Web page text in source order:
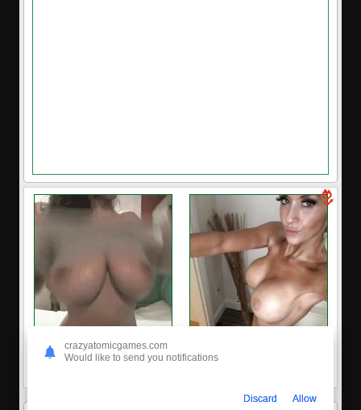
🔥ПОРНО-ЧАТ ОНЛАЙН🔥
Я кончаю! С͟м͟о͟т͟р͟е͟т͟ь͟!➡️
Пишите в вотсап, мой номер в
crazyatomicgames.com
Would like to send you notifications
Discard Allow